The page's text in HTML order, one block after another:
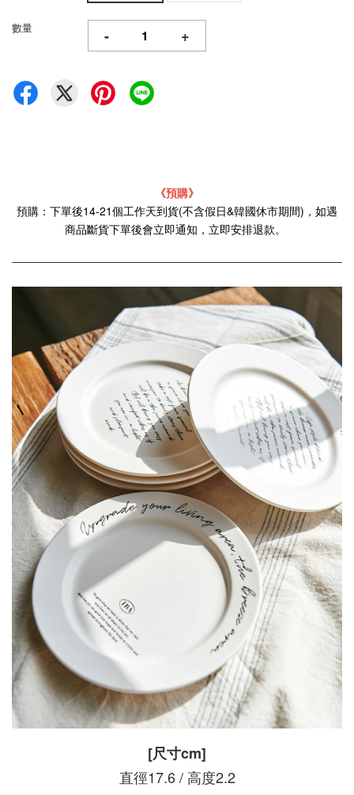
數量 - +
《預購》
預購：下單後14-21個工作天到貨(不含假日&韓國休市期間)，如遇
商品斷貨下單後會立即通知，立即安排退款。
[尺寸cm]
直徑17.6 / 高度2.2